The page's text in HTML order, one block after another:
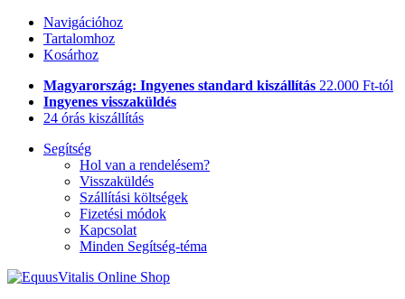
Navigációhoz
Tartalomhoz
Kosárhoz
Magyarország: Ingyenes standard kiszállítás 22.000 Ft-tól
Ingyenes visszaküldés
24 órás kiszállítás
Segítség
Hol van a rendelésem?
Visszaküldés
Szállítási költségek
Fizetési módok
Kapcsolat
Minden Segítség-téma